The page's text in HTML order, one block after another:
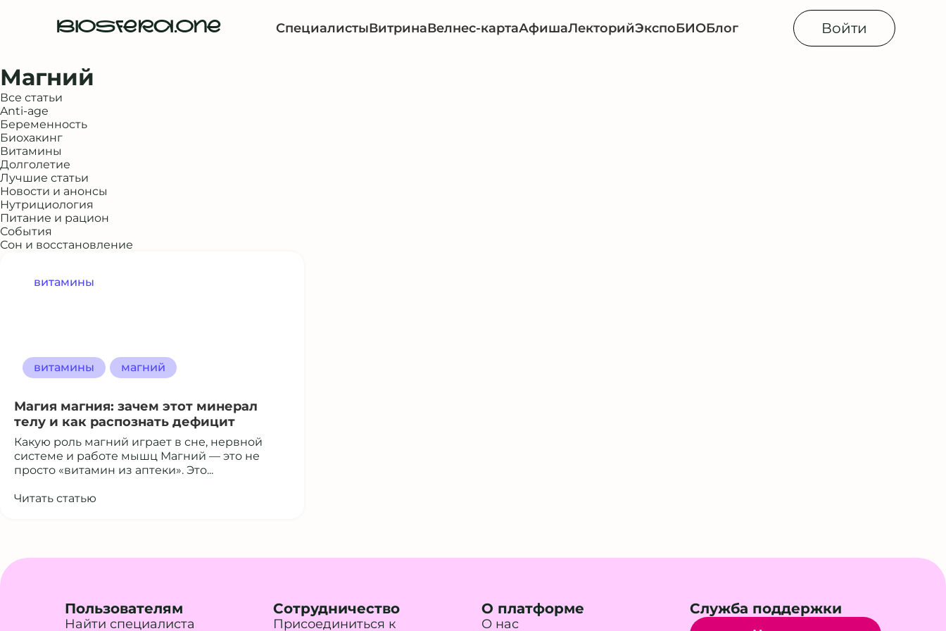
BIOSFERA.ONE СпециалистыВитринаВелнес-картаАфишаЛекторийЭкспоБИОБлог Войти
Магний
Все статьи
Anti-age
Беременность
Биохакинг
Витамины
Долголетие
Лучшие статьи
Новости и анонсы
Нутрициология
Питание и рацион
События
Сон и восстановление
витамины
витамины магний
Магия магния: зачем этот минерал
телу и как распознать дефицит
Какую роль магний играет в сне, нервной
системе и работе мышц Магний — это не
просто «витамин из аптеки». Это...
Читать статью
Пользователям
Найти специалиста
Сотрудничество
Присоединиться к
О платформе
О нас
Служба поддержки